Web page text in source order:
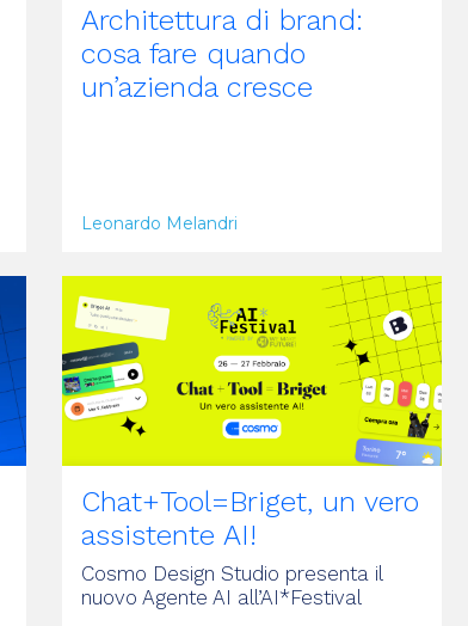
Architettura di brand:
cosa fare quando
un’azienda cresce
Leonardo Melandri
Chat+Tool=Briget, un vero
assistente AI!
Cosmo Design Studio presenta il
nuovo Agente AI all’AI*Festival